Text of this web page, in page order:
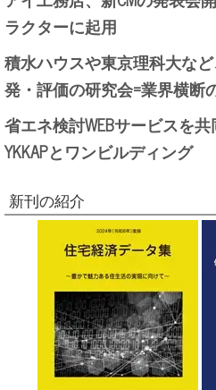
ラクターに起用
積水ハウスや東京理科大な
発・評価の研究会=業界横断
省エネ検討WEBサービスを
YKKAPとワンビルディング
新刊の紹介